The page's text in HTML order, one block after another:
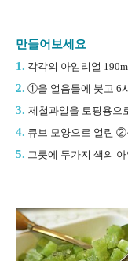
만들어보세요
1. 각각의 아임리얼
2. ①을 얼음틀에 붓고 6
3. 제철과일을 토핑용으
4. 큐브 모양으로 얼린 ②
5. 그릇에 두가지 색의